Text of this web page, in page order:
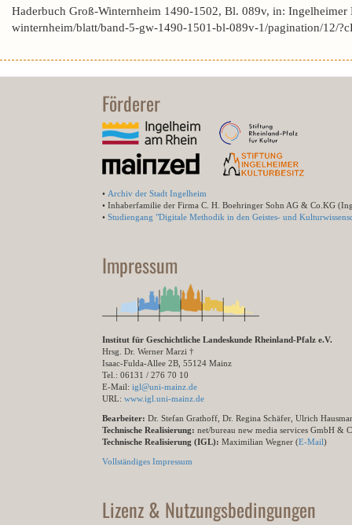
Haderbuch Groß-Winternheim 1490-1502, Bl. 089v, in:
winternheim/blatt/band-5-gw-1490-1501-bl-089v-1/pagination/12/
Förderer
• Archiv der Stadt Ingelheim
• Inhaberfamilie der Firma C. H. Boehringer Sohn AG & Co.KG
• Studiengang "Digitale Methodik in den Geistes- und
Impressum
Institut für Geschichtliche Landeskunde Rheinland-Pfalz e.V.
Hrsg. Dr. Werner Marzi †
Isaac-Fulda-Allee 2B, 55124 Mainz
Tel.: 06131 / 276 70 10
E-Mail: igl@uni-mainz.de
URL: www.igl.uni-mainz.de
Bearbeiter: Dr. Stefan Grathoff, Dr. Regina Schäfer, Ulrich
Technische Realisierung: net/bureau new media services GmbH &
Technische Realisierung (IGL): Maximilian Wegner (E-Mail)
Vollständiges Impressum
Lizenz & Nutzungsbedingungen